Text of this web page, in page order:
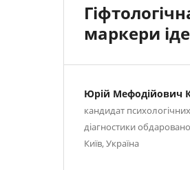
маркери
Юрій Мефодійович
кандидат
діагностики
Київ, Україна